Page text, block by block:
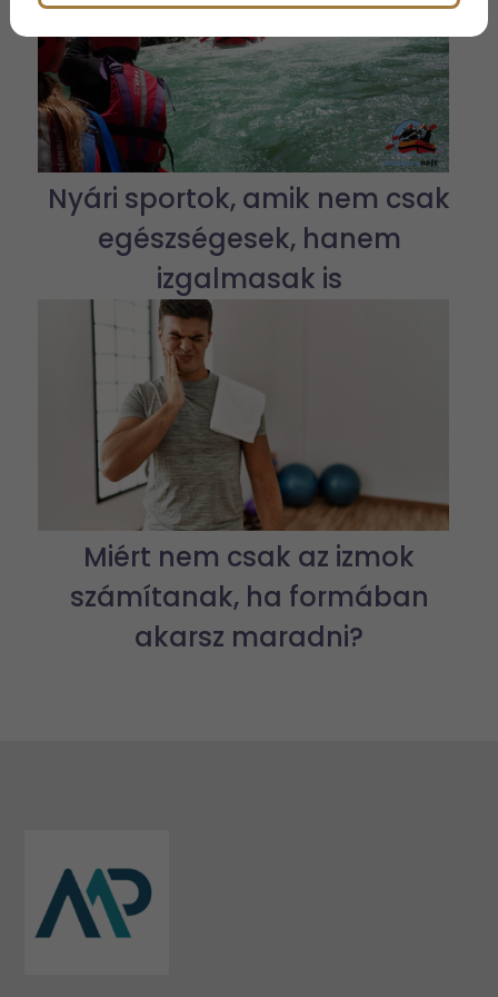
Nyári sportok, amik nem csak
egészségesek, hanem
izgalmasak is
Miért nem csak az izmok
számítanak, ha formában
akarsz maradni?